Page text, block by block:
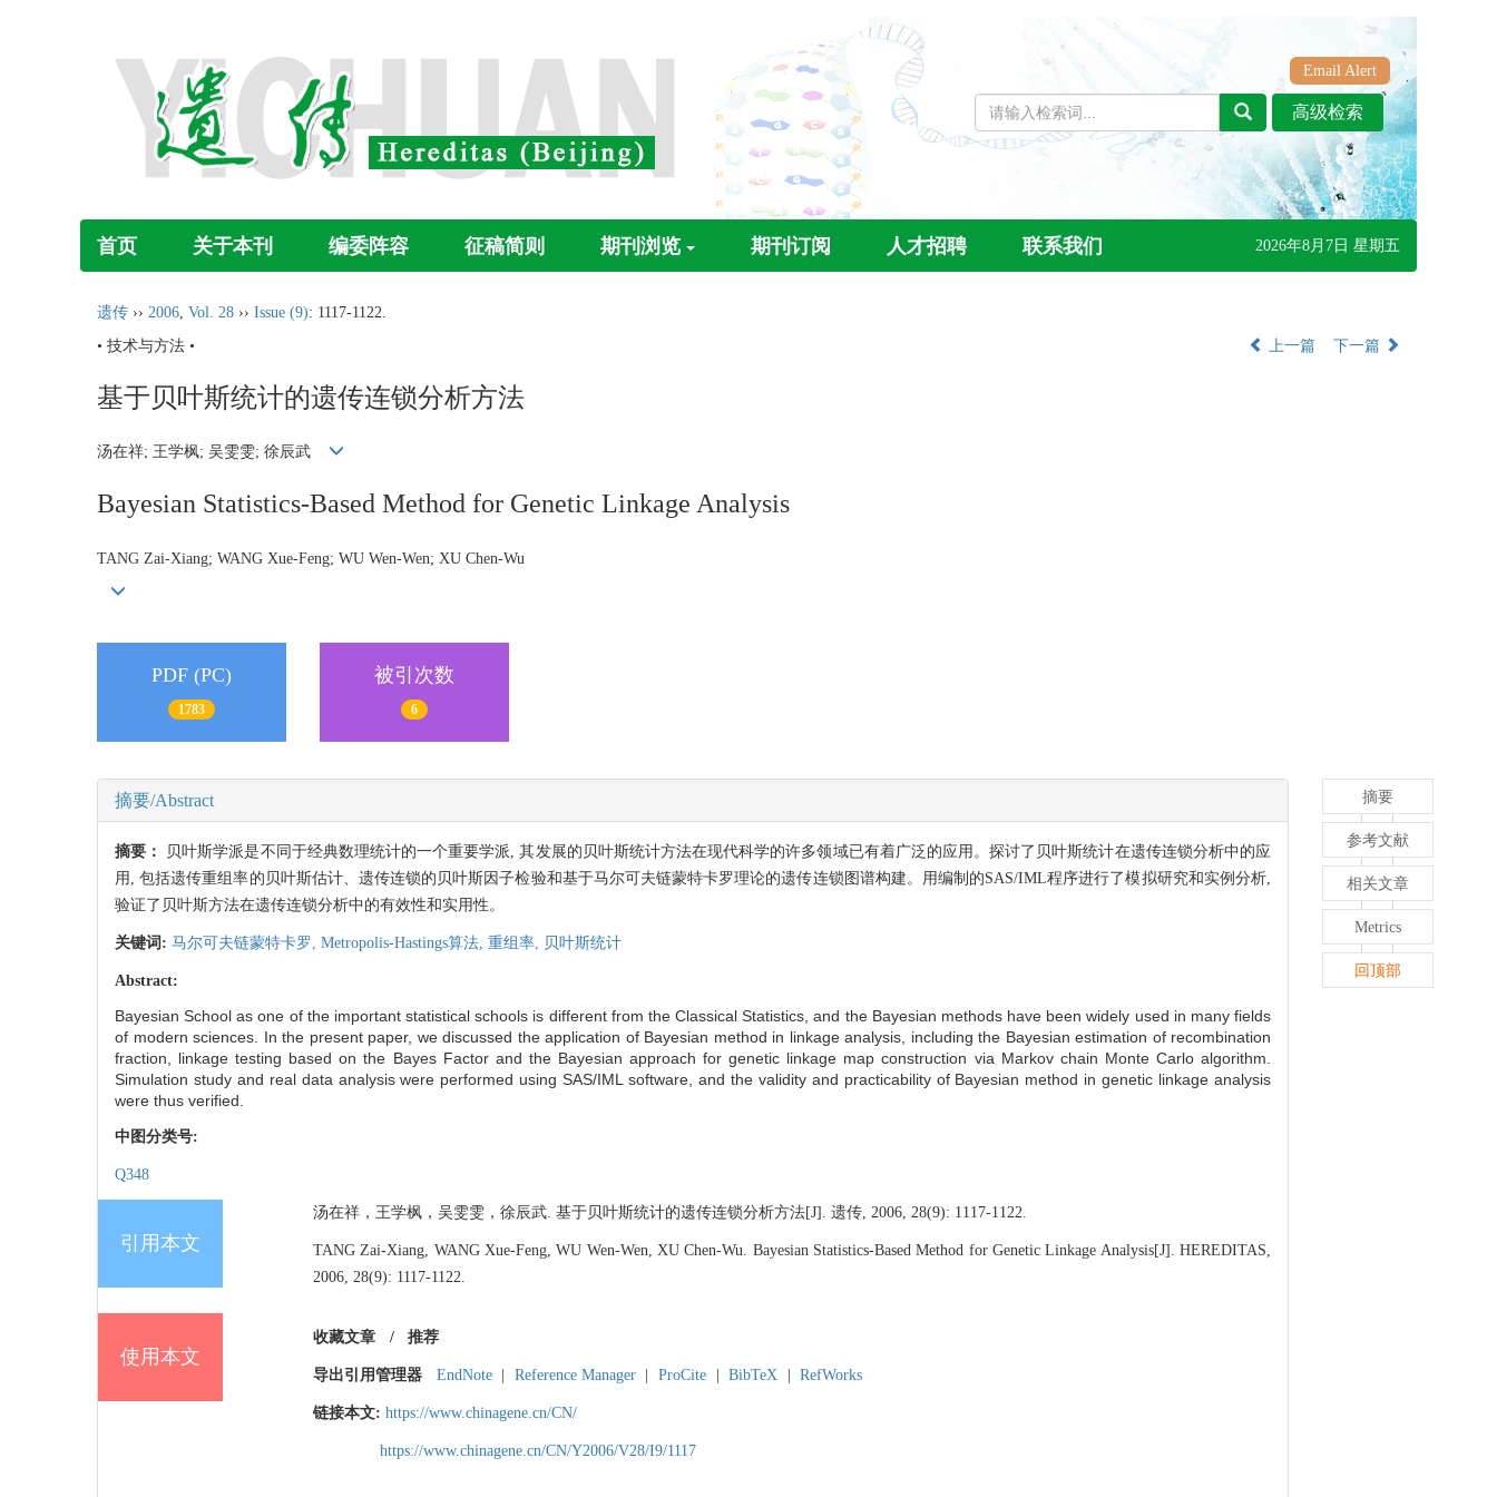
Email Alert
首页 关于本刊 编委阵容 征稿简则 期刊浏览 期刊订阅 人才招聘 联系我们 2026年8月7日 星期五
遗传 ›› 2006, Vol. 28 ›› Issue (9): 1117-1122.
• 技术与方法 •
上一篇 下一篇
基于贝叶斯统计的遗传连锁分析方法
汤在祥; 王学枫; 吴雯雯; 徐辰武
Bayesian Statistics-Based Method for Genetic Linkage Analysis
TANG Zai-Xiang; WANG Xue-Feng; WU Wen-Wen; XU Chen-Wu
PDF (PC)
1783
被引次数
6
摘要/Abstract
摘要：
贝叶斯学派是不同于经典数理统计的一个重要学派, 其发展的贝叶斯统计方法在现代科学的许多领域已有着广泛的应用。探讨了贝叶斯统计在遗传连锁分析中的应
用, 包括遗传重组率的贝叶斯估计、遗传连锁的贝叶斯因子检验和基于马尔可夫链蒙特卡罗理论的遗传连锁图谱构建。用编制的SAS/IML程序进行了模拟研究和实例分析,
验证了贝叶斯方法在遗传连锁分析中的有效性和实用性。
关键词: 马尔可夫链蒙特卡罗, Metropolis-Hastings算法, 重组率, 贝叶斯统计
Abstract:
Bayesian School as one of the important statistical schools is different from the Classical Statistics, and the Bayesian methods have been widely used in many fields
of modern sciences. In the present paper, we discussed the application of Bayesian method in linkage analysis, including the Bayesian estimation of recombination
fraction, linkage testing based on the Bayes Factor and the Bayesian approach for genetic linkage map construction via Markov chain Monte Carlo algorithm.
Simulation study and real data analysis were performed using SAS/IML software, and the validity and practicability of Bayesian method in genetic linkage analysis
were thus verified.
中图分类号:
Q348
引用本文
汤在祥，王学枫，吴雯雯，徐辰武. 基于贝叶斯统计的遗传连锁分析方法[J]. 遗传, 2006, 28(9): 1117-1122.
TANG Zai-Xiang, WANG Xue-Feng, WU Wen-Wen, XU Chen-Wu. Bayesian Statistics-Based Method for Genetic Linkage Analysis[J]. HEREDITAS,
2006, 28(9): 1117-1122.
使用本文
收藏文章 / 推荐
导出引用管理器 EndNote Reference Manager ProCite BibTeX RefWorks
链接本文: https://www.chinagene.cn/CN/
https://www.chinagene.cn/CN/Y2006/V28/I9/1117
摘要
参考文献
相关文章
Metrics
回顶部